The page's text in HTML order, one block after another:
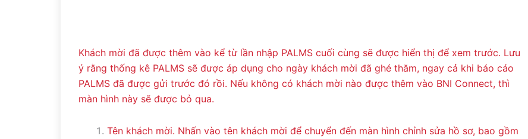
Khách mời đã được thêm vào kể từ lần nhập PALMS cuối cùng sẽ được hiển thị để xem trước. Lưu
ý rằng thống kê PALMS sẽ được áp dụng cho ngày khách mời đã ghé thăm, ngay cả khi báo cáo
PALMS đã được gửi trước đó rồi. Nếu không có khách mời nào được thêm vào BNI Connect, thì
màn hình này sẽ được bỏ qua.
Tên khách mời. Nhấn vào tên khách mời để chuyển đến màn hình chỉnh sửa hồ sơ, bao gồm